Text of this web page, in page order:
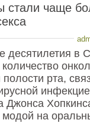
стали чаще
десятилетия в
рта,
Джонса
на